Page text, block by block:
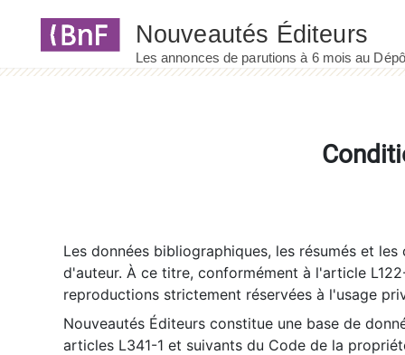
Les données bibliographiques, les résumés et
d'auteur. À ce titre, conformément à l'article
reproductions strictement réservées à l'usage
Nouveautés Éditeurs constitue une base de
articles L341-1 et suivants du Code de la